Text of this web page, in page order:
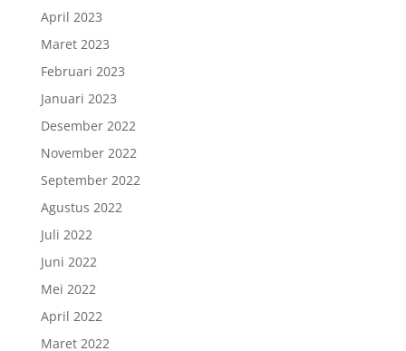
April 2023
Maret 2023
Februari 2023
Januari 2023
Desember 2022
November 2022
September 2022
Agustus 2022
Juli 2022
Juni 2022
Mei 2022
April 2022
Maret 2022